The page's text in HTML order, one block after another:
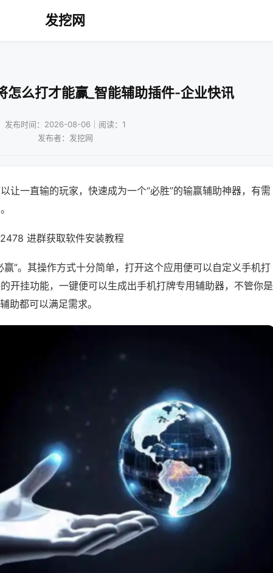
发挖网
怎么打才能赢_智能辅助插件-企业快讯
发布时间：2026-08-06｜阅读：1
发布者：发挖网
让一直输的玩家，快速成为一个“必胜”的输赢辅助神器，有需
进群获取软件安装教程
”。其操作方式十分简单，打开这个应用便可以自定义手机打
开挂功能，一键便可以生成出手机打牌专用辅助器，不管你是
助都可以满足需求。